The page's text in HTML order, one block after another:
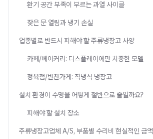
환기 공간 부족이 부르는 과열 사이클
잦은 문 열림과 냉기 손실
업종별로 반드시 피해야 할 주류냉장고 사양
카페/베이커리: 디스플레이에만 치중한 모델
정육점/반찬가게: 직냉식 냉장고
설치 환경이 수명을 어떻게 절반으로 줄일까요?
피해야 할 설치 장소
주류냉장고업체 A/S, 부품별 수리비 현실적인 금액